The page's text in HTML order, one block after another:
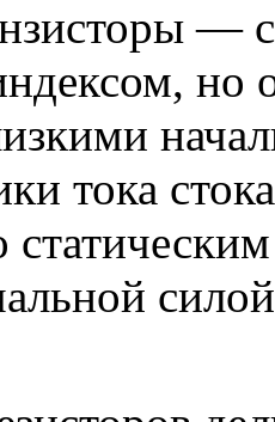
—
но
тока
силой